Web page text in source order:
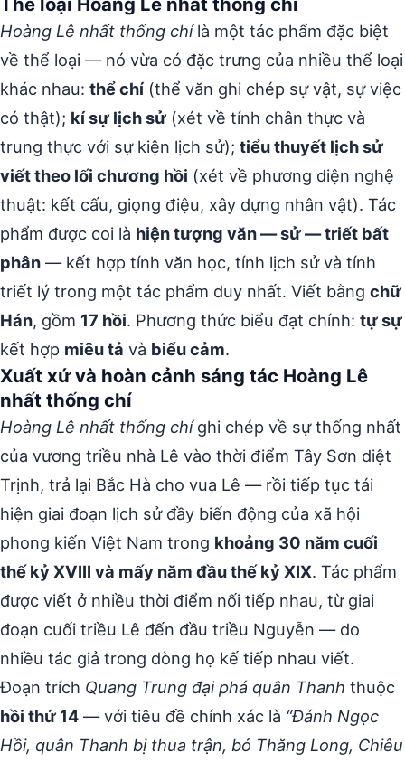
Hoàng Lê nhất thống chílà một tác phẩm đặc biệt
về thể loại — nó vừa có đặc trưng của nhiều thể loại
khác nhau: thể chí (thể văn ghi chép sự vật, sự việc
có thật); kí sự lịch sử (xét về tính chân thực và
trung thực với sự kiện lịch sử); tiểu thuyết lịch sử
viết theo lối chương hồi (xét về phương diện nghệ
thuật: kết cấu, giọng điệu, xây dựng nhân vật). Tác
phẩm được coi là hiện tượng văn — sử — triết bất
phân — kết hợp tính văn học, tính lịch sử và tính
triết lý trong một tác phẩm duy nhất. Viết bằng chữ
Hán, gồm 17 hồi. Phương thức biểu đạt chính: tự sự
kết hợp miêu tả và biểu cảm.
Xuất xứ và hoàn cảnh sáng tác Hoàng Lê
nhất thống chí
Hoàng Lê nhất thống chíghi chép về sự thống nhất
của vương triều nhà Lê vào thời điểm Tây Sơn diệt
Trịnh, trả lại Bắc Hà cho vua Lê — rồi tiếp tục tái
hiện giai đoạn lịch sử đầy biến động của xã hội
phong kiến Việt Nam trong khoảng 30 năm cuối
thế kỷ XVIII và mấy năm đầu thế kỷ XIX. Tác phẩm
được viết ở nhiều thời điểm nối tiếp nhau, từ giai
đoạn cuối triều Lê đến đầu triều Nguyễn — do
nhiều tác giả trong dòng họ kế tiếp nhau viết.
Đoạn trích Quang Trung đại phá quân Thanh thuộc
hồi thứ 14 — với tiêu đề chính xác là “Đánh Ngọc
Hồi, quân Thanh bị thua trận, bỏ Thăng Long, Chiêu